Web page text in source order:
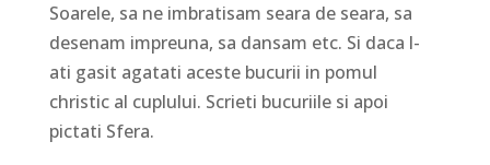
Soarele, sa ne imbratisam seara de seara, sa
desenam impreuna, sa dansam etc. Si daca l-
ati gasit agatati aceste bucurii in pomul
christic al cuplului. Scrieti bucuriile si apoi
pictati Sfera.